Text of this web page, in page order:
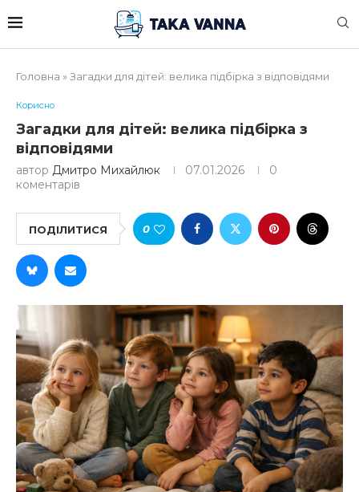
Головна »Загадки для дітей: велика підбірка з відповідями
Корисно
Загадки для дітей: велика підбірка з
відповідями
автор Дмитро Михайлюк 07.01.2026
0
коментарів
ПОДІЛИТИСЯ 0